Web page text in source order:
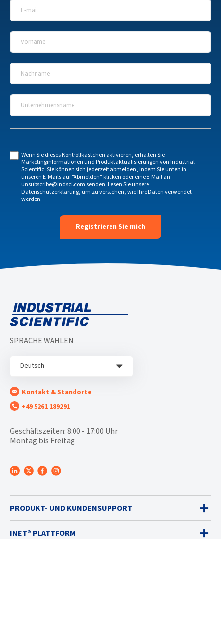
E-Mail
Vorname
Nachname
Unternehmensname
Wenn Sie dieses Kontrollkästchen aktivieren, erhalten Sie
Marketinginformationen und Produktaktualisierungen von Industrial
Scientific. Sie können sich jederzeit abmelden, indem Sie unten in
unseren E-Mails auf "Abmelden" klicken oder eine E-Mail an
unsubscribe@indsci.comsenden. Lesen Sie unsere
Datenschutzerklärung, um zu verstehen, wie Ihre Daten verwendet
werden.
SPRACHE WÄHLEN
Deutsch
Kontakt & Standorte
+49 5261 189291
Geschäftszeiten: 8:00 - 17:00 Uhr
Montag bis Freitag
PRODUKT- UND KUNDENSUPPORT
INET® PLATTFORM